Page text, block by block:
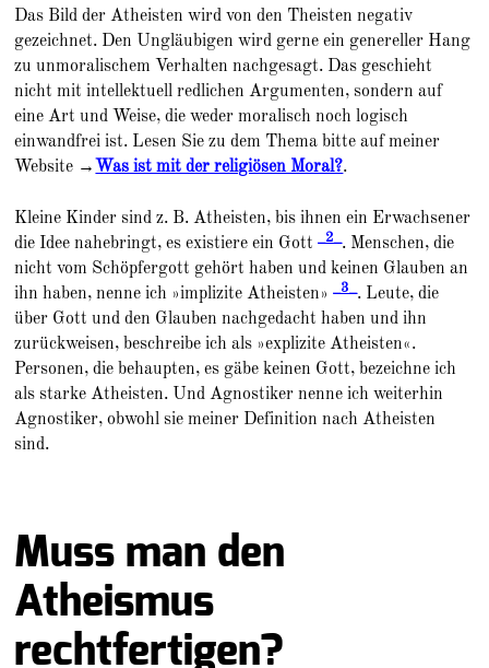
Das Bild der Atheisten wird von den Theisten negativ
gezeichnet. Den Ungläubigen wird gerne ein genereller Hang
zu unmoralischem Verhalten nachgesagt. Das geschieht
nicht mit intellektuell redlichen Argumenten, sondern auf
eine Art und Weise, die weder moralisch noch logisch
einwandfrei ist. Lesen Sie zu dem Thema bitte auf meiner
Website →Was ist mit der religiösen Moral?.
Kleine Kinder sind z. B. Atheisten, bis ihnen ein Erwachsener
die Idee nahebringt, es existiere ein Gott
_2_ . Menschen, die
nicht vom Schöpfergott gehört haben und keinen Glauben an
ihn haben, nenne ich »implizite Atheisten»
_3_ . Leute, die
über Gott und den Glauben nachgedacht haben und ihn
zurückweisen, beschreibe ich als »explizite Atheisten«.
Personen, die behaupten, es gäbe keinen Gott, bezeichne ich
als starke Atheisten. Und Agnostiker nenne ich weiterhin
Agnostiker, obwohl sie meiner Definition nach Atheisten
sind.
Muss man den
Atheismus
rechtfertigen?